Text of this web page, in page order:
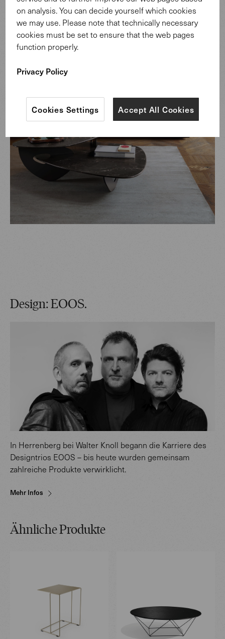
Design: EOOS.
In Herrenberg bei Walter Knoll begann die Karriere des
Designtrios EOOS – bis heute wurden gemeinsam
zahlreiche Produkte verwirklicht.
Mehr Infos
Ähnliche Produkte
on analysis. You can decide yourself which cookies
we may use. Please note that technically necessary
cookies must be set to ensure that the web pages
function properly.
Privacy Policy
Accept All Cookies
Cookies Settings